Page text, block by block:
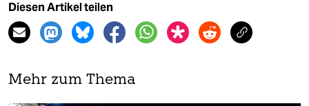
Diesen Artikel teilen
Mehr zum Thema